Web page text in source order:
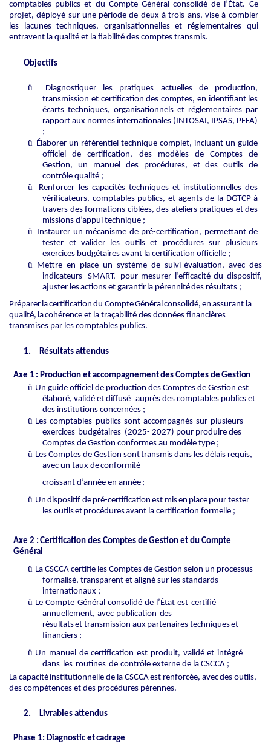
comptables publics et du Compte Général consolidé de l’État. Ce
projet, déployé sur une période de deux à trois ans, vise à combler
les lacunes techniques, organisationnelles et réglementaires qui
entravent la qualité et la fiabilité des comptes transmis.
Objectifs
ü
Diagnostiquer les pratiques actuelles de production,
transmission et certification des comptes, en identifiant les
écarts techniques, organisationnels et réglementaires par
rapport aux normes internationales (INTOSAI, IPSAS, PEFA)
;
ü Élaborer un référentiel technique complet, incluant un guide
officiel de
certification, des modèles de Comptes de
Gestion, un manuel des procédures, et des outils de
contrôle qualité ;
ü
Renforcer les capacités techniques et institutionnelles des
vérificateurs, comptables publics, et agents de la DGTCP à
travers des formations ciblées, des ateliers pratiques et des
missions d’appui technique ;
ü Instaurer un mécanisme de pré-certification, permettant de
tester et valider les outils et procédures sur plusieurs
exercices budgétaires avant la certification officielle ;
ü Mettre en place un système de suivi-évaluation, avec des
indicateurs SMART, pour mesurer l’efficacité du dispositif,
ajuster lesactions et garantir la pérennitédes résultats ;
Préparer lacertification du CompteGénéral consolidé, en assurant la
qualité, lacohérence et la traçabilité des données financières
transmises par les comptables publics.
1. Résultats attendus
Axe 1 : Production et accompagnementdes Comptes de Gestion
ü Un guide officiel de production des Comptes de Gestion est
élaboré, validé et diffusé auprès des comptables publics et
des institutions concernées ;
ü Les comptables publics sont accompagnés sur plusieurs
exercices budgétaires (2025- 2027) pour produire des
Comptes de Gestion conformes au modèle type ;
ü Les Comptes de Gestion sonttransmis dans les délais requis,
avec un taux deconformité
croissant d’année en année ;
ü Un dispositif de pré-certification est misen place pour tester
les outilset procéduresavant la certification formelle ;
Axe 2 : Certification des Comptes de Gestion et du Compte
Général
ü La CSCCA certifie les Comptes de Gestion selon un processus
formalisé, transparent et aligné sur les standards
internationaux ;
ü Le Compte Général consolidé de l’État est certifié
annuellement, avec publication des
résultatset transmission aux partenaires techniqueset
financiers ;
ü Un manuel de certification est produit, validé et intégré
dans les routines de contrôle externe de la CSCCA ;
La capacité institutionnelle de la CSCCAest renforcée, avecdes outils,
des compétences et des procédures pérennes.
2. Livrables attendus
Phase 1: Diagnostic etcadrage